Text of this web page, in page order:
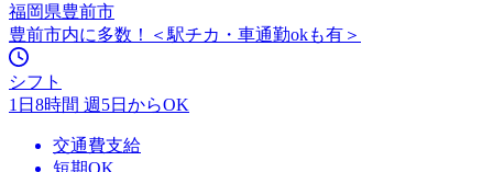
福岡県豊前市
豊前市内に多数！＜駅チカ・車通勤okも有＞
シフト
1日8時間 週5日からOK
交通費支給
短期OK